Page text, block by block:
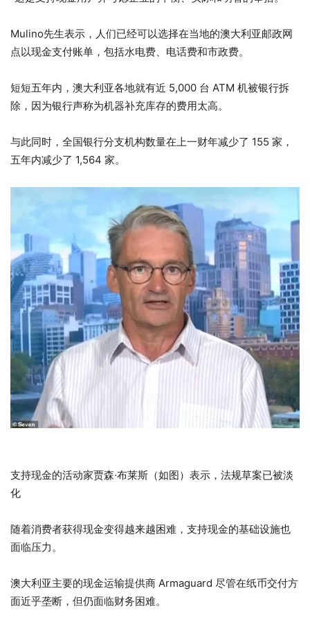
Mulino先生表示，人们已经可以选择在当地的澳大利亚邮政网
点以现金支付账单，包括水电费、电话费和市政费。
短短五年内，澳大利亚各地就有近 5,000 台 ATM 机被银行拆
除，因为银行声称为机器补充库存的费用太高。
与此同时，全国银行分支机构数量在上一财年减少了 155 家，
五年内减少了 1,564 家。
支持现金的活动家贾森·布莱斯（如图）表示，法规草案已被淡
化
随着消费者获得现金变得越来越困难，支持现金的基础设施也
面临压力。
澳大利亚主要的现金运输提供商 Armaguard 尽管在纸币交付方
面近乎垄断，但仍面临财务困难。